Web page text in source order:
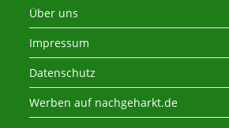
Über uns
Impressum
Datenschutz
Werben auf nachgeharkt.de